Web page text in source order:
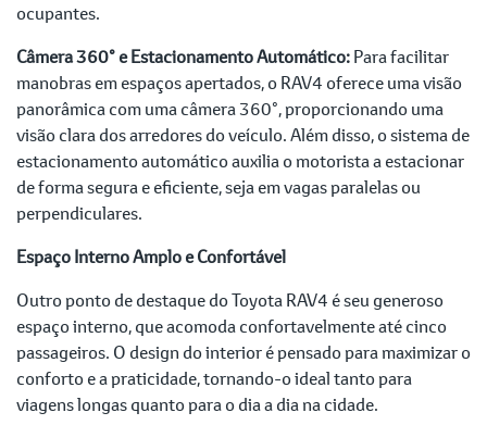
ocupantes.
Câmera 360° e Estacionamento Automático:Para facilitar
manobras em espaços apertados, o RAV4 oferece uma visão
panorâmica com uma câmera 360°, proporcionando uma
visão clara dos arredores do veículo. Além disso, o sistema de
estacionamento automático auxilia o motorista a estacionar
de forma segura e eficiente, seja em vagas paralelas ou
perpendiculares.
Espaço Interno Amplo e Confortável
Outro ponto de destaque do Toyota RAV4 é seu generoso
espaço interno, que acomoda confortavelmente até cinco
passageiros. O design do interior é pensado para maximizar o
conforto e a praticidade, tornando-o ideal tanto para
viagens longas quanto para o dia a dia na cidade.